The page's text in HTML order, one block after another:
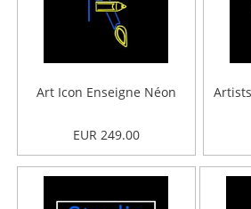
Art Icon Enseigne Néon
EUR 249.00